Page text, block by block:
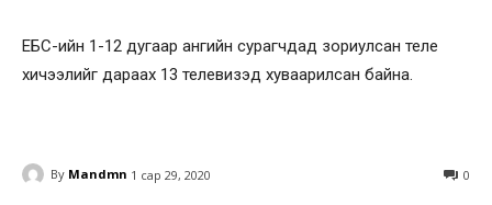
ЕБС-ийн 1-12 дугаар ангийн сурагчдад зориулсан теле
хичээлийг дараах 13 телевизэд хуваарилсан байна.
By Mandmn 1 сар 29, 2020 0